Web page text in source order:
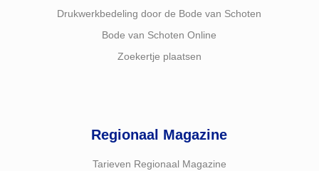
Drukwerkbedeling door de Bode van Schoten
Bode van Schoten Online
Zoekertje plaatsen
Regionaal Magazine
Tarieven Regionaal Magazine